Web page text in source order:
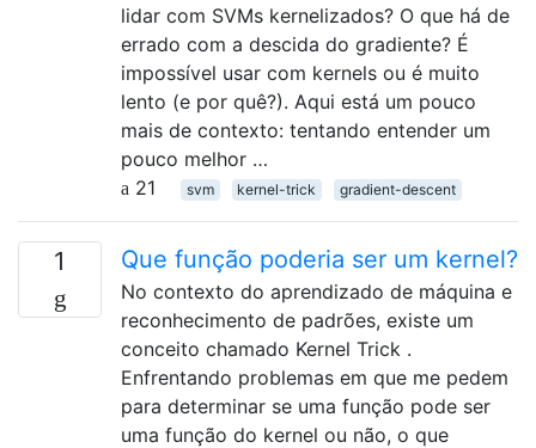
lidar com SVMs kernelizados? O que há de
errado com a descida do gradiente? É
impossível usar com kernels ou é muito
lento (e por quê?). Aqui está um pouco
mais de contexto: tentando entender um
pouco melhor …
21
svm kernel-trick gradient-descent
1 Que função poderia ser um kernel?
No contexto do aprendizado de máquina e
reconhecimento de padrões, existe um
conceito chamado Kernel Trick .
Enfrentando problemas em que me pedem
para determinar se uma função pode ser
uma função do kernel ou não, o que